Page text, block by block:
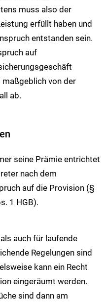
muss also der
erfüllt haben und
entstanden sein.
auf
von der
ab.
seine Prämie entrichtet
nach dem
auf die Provision (§
1 HGB).
auch für laufende
Regelungen sind
kann ein Recht
eingeräumt werden.
sind dann am